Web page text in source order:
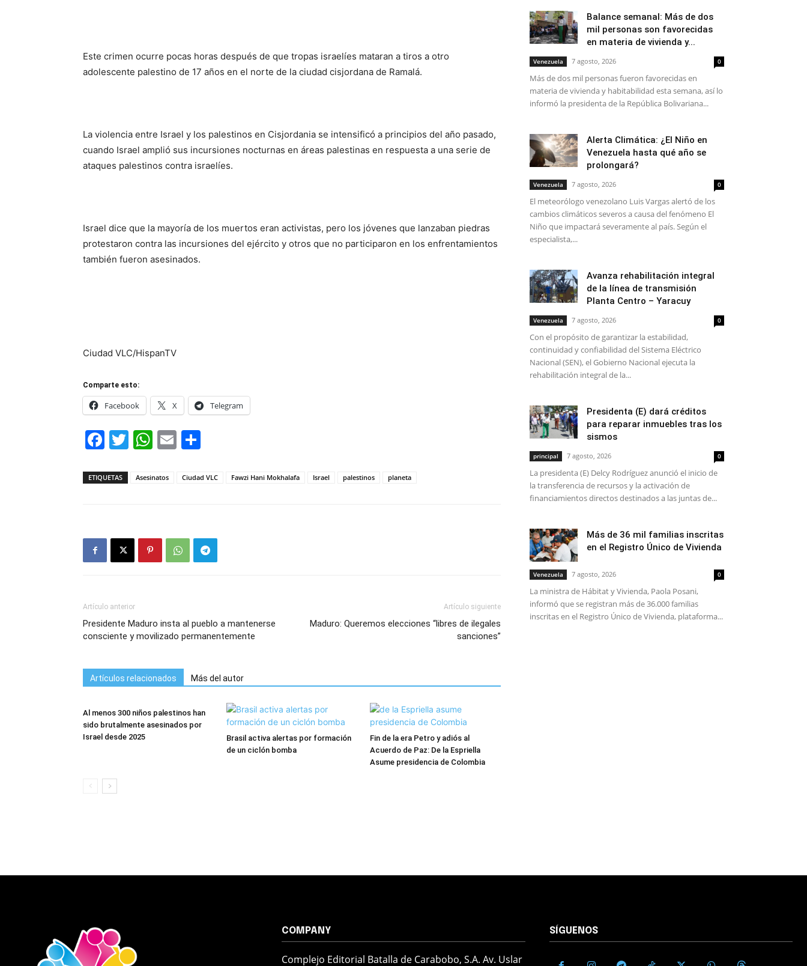
Este crimen ocurre pocas horas después de que tropas israelíes mataran a tiros a otro
adolescente palestino de 17 años en el norte de la ciudad cisjordana de Ramalá.
La violencia entre Israel y los palestinos en Cisjordania se intensificó a principios del año pasado,
cuando Israel amplió sus incursiones nocturnas en áreas palestinas en respuesta a una serie de
ataques palestinos contra israelíes.
Israel dice que la mayoría de los muertos eran activistas, pero los jóvenes que lanzaban piedras
protestaron contra las incursiones del ejército y otros que no participaron en los enfrentamientos
también fueron asesinados.
Ciudad VLC/HispanTV
Comparte esto:
Facebook X Telegram
Facebook
Twitter
WhatsApp
Email
ETIQUETAS Asesinatos Ciudad VLC Fawzi Hani Mokhalafa Israel palestinos planeta
Artículo anterior
Presidente Maduro insta al pueblo a mantenerse
consciente y movilizado permanentemente
Artículo siguiente
Maduro: Queremos elecciones “libres de ilegales
sanciones”
Artículos relacionados Más del autor
Al menos 300 niños palestinos han
sido brutalmente asesinados por
Israel desde 2025
Brasil activa alertas por formación
de un ciclón bomba
Fin de la era Petro y adiós al
Acuerdo de Paz: De la Espriella
Asume presidencia de Colombia
Balance semanal: Más de dos
mil personas son favorecidas
en materia de vivienda y...
Venezuela 7 agosto, 2026 0
Más de dos mil personas fueron favorecidas en
materia de vivienda y habitabilidad esta semana, así lo
informó la presidenta de la República Bolivariana...
Alerta Climática: ¿El Niño en
Venezuela hasta qué año se
prolongará?
Venezuela 7 agosto, 2026 0
El meteorólogo venezolano Luis Vargas alertó de los
cambios climáticos severos a causa del fenómeno El
Niño que impactará severamente al país. Según el
especialista,...
Avanza rehabilitación integral
de la línea de transmisión
Planta Centro – Yaracuy
Venezuela 7 agosto, 2026 0
Con el propósito de garantizar la estabilidad,
continuidad y confiabilidad del Sistema Eléctrico
Nacional (SEN), el Gobierno Nacional ejecuta la
rehabilitación integral de la...
Presidenta (E) dará créditos
para reparar inmuebles tras los
sismos
principal 7 agosto, 2026 0
La presidenta (E) Delcy Rodríguez anunció el inicio de
la transferencia de recursos y la activación de
financiamientos directos destinados a las juntas de...
Más de 36 mil familias inscritas
en el Registro Único de Vivienda
Venezuela 7 agosto, 2026 0
La ministra de Hábitat y Vivienda, Paola Posani,
informó que se registran más de 36.000 familias
inscritas en el Registro Único de Vivienda, plataforma...
COMPANY
Complejo Editorial Batalla de Carabobo, S.A. Av. Uslar
SÍGUENOS